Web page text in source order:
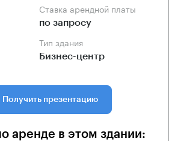
Ставка арендной платы
по запросу
Тип здания
Бизнес-центр
Получить презентацию
аренде в этом здании: